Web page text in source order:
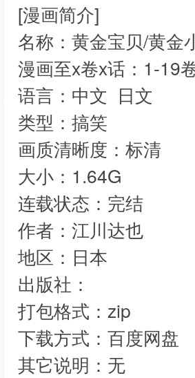
[漫画简介]
名称：黄金宝贝/黄金
漫画至x卷x话：1-19
语言：中文 日文
类型：搞笑
画质清晰度：标清
大小：1.64G
连载状态：完结
作者：江川达也
地区：日本
出版社：
打包格式：zip
下载方式：百度网盘
其它说明：无